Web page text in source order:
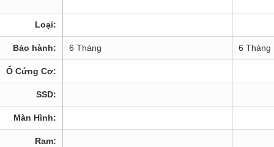
Loại:
Bảo hành: 6 Tháng 6 Tháng
Ổ Cứng Cơ:
SSD:
Màn Hình:
Ram: